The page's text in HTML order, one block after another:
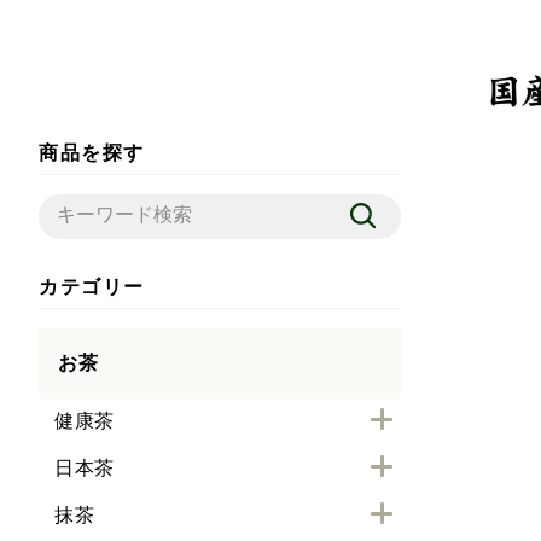
商品を探す
カテゴリー
お茶
健康茶
日本茶
抹茶